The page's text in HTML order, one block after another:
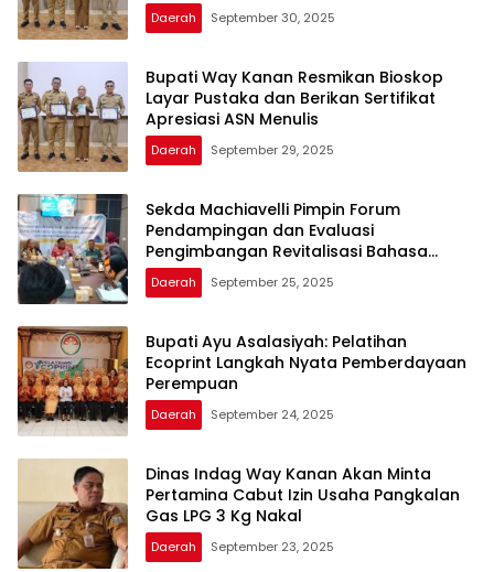
Daerah September 30, 2025
Bupati Way Kanan Resmikan Bioskop
Layar Pustaka dan Berikan Sertifikat
Apresiasi ASN Menulis
Daerah September 29, 2025
Sekda Machiavelli Pimpin Forum
Pendampingan dan Evaluasi
Pengimbangan Revitalisasi Bahasa
Daerah
Daerah September 25, 2025
Bupati Ayu Asalasiyah: Pelatihan
Ecoprint Langkah Nyata Pemberdayaan
Perempuan
Daerah September 24, 2025
Dinas Indag Way Kanan Akan Minta
Pertamina Cabut Izin Usaha Pangkalan
Gas LPG 3 Kg Nakal
Daerah September 23, 2025